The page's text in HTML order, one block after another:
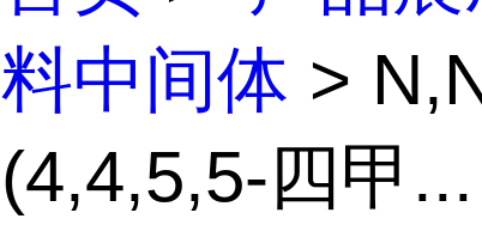
料中间体 >
(4,4,5,5-四甲...